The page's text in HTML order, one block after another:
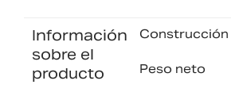
Información
sobre el
producto
Construcción
Peso neto